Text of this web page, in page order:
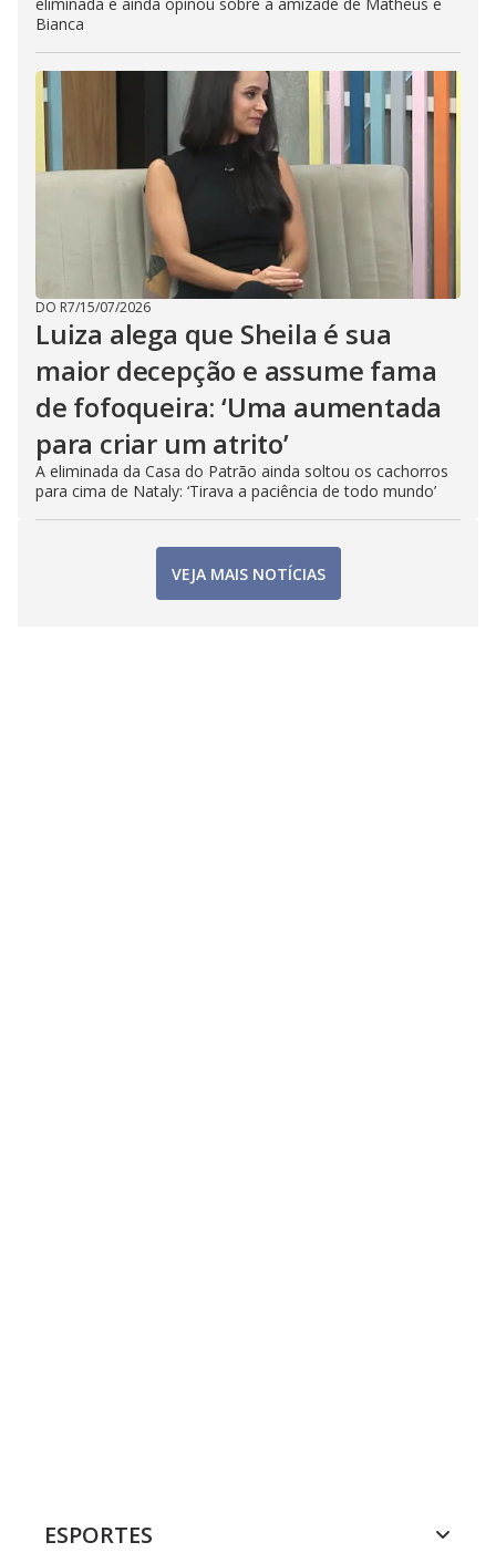
Bianca
DO R7/15/07/2026
Luiza alega que Sheila é sua
maior decepção e assume fama
de fofoqueira: ‘Uma aumentada
para criar um atrito’
A eliminada da Casa do Patrão ainda soltou os cachorros
para cima de Nataly: ‘Tirava a paciência de todo mundo’
VEJA MAIS NOTÍCIAS
ESPORTES